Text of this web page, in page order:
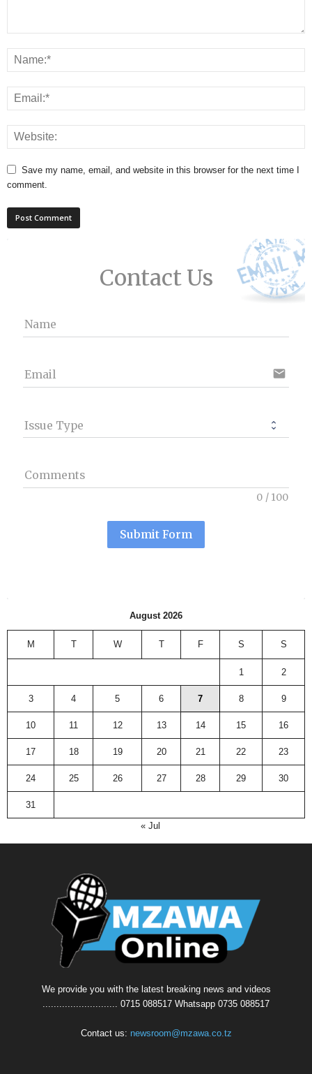
Save my name, email, and website in this browser for the next time I
comment.
Contact Us
Name
Email email
Issue Type
Comments
0 / 100
Submit Form
August 2026
M T W T F S S
1 2
3 4 5 6 7 8 9
10 11 12 13 14 15 16
17 18 19 20 21 22 23
24 25 26 27 28 29 30
31
« Jul
We provide you with the latest breaking news and videos
........................... 0715 088517 Whatsapp 0735 088517
Contact us: newsroom@mzawa.co.tz